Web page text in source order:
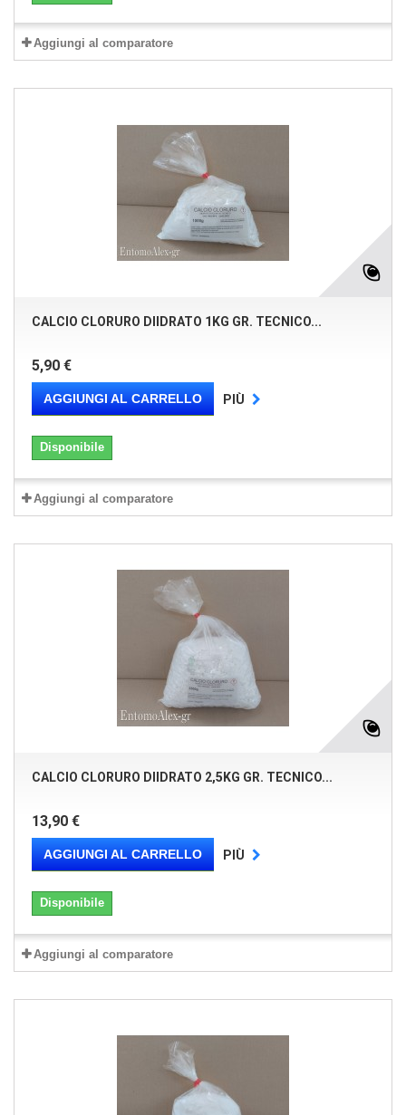
Aggiungi al comparatore
CALCIO CLORURO DIIDRATO 1KG GR. TECNICO...
5,90 €
AGGIUNGI AL CARRELLO PIÙ
Disponibile
Aggiungi al comparatore
CALCIO CLORURO DIIDRATO 2,5KG GR. TECNICO...
13,90 €
AGGIUNGI AL CARRELLO PIÙ
Disponibile
Aggiungi al comparatore